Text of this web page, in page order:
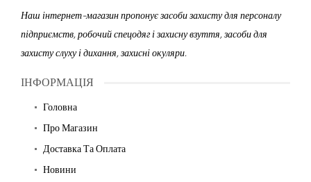
Наш інтернет-магазин пропонує засоби захисту для персоналу
підприємств, робочий спецодяг і захисну взуття, засоби для
захисту слуху і дихання, захисні окуляри.
ІНФОРМАЦІЯ
Головна
Про Магазин
Доставка Та Оплата
Новини